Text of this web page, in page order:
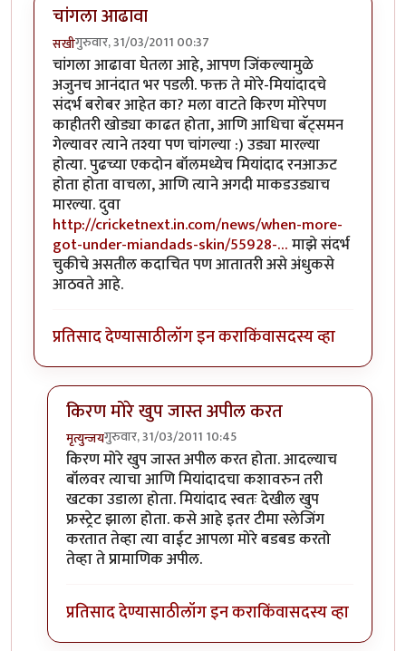
चांगला आढावा
सखीगुरुवार, 31/03/2011 00:37
चांगला आढावा घेतला आहे, आपण जिंकल्यामुळे
अजुनच आनंदात भर पडली. फक्त ते मोरे-मियांदादचे
संदर्भ बरोबर आहेत का? मला वाटते किरण मोरेपण
काहीतरी खोड्या काढत होता, आणि आधिचा बॅट्समन
गेल्यावर त्याने तश्या पण चांगल्या :) उड्या मारल्या
होत्या. पुढच्या एकदोन बॉलमध्येच मियांदाद रनआऊट
होता होता वाचला, आणि त्याने अगदी माकडउड्याच
मारल्या. दुवा
http://cricketnext.in.com/news/when-more-
got-under-miandads-skin/55928-…माझे संदर्भ
चुकीचे असतील कदाचित पण आतातरी असे अंधुकसे
आठवते आहे.
प्रतिसाद देण्यासाठीलॉग इन कराकिंवासदस्य व्हा
किरण मोरे खुप जास्त अपील करत
मृत्युन्जयगुरुवार, 31/03/2011 10:45
In reply toचांगला आढावाbyसखी
किरण मोरे खुप जास्त अपील करत होता. आदल्याच
बॉलवर त्याचा आणि मियांदादचा कशावरुन तरी
खटका उडाला होता. मियांदाद स्वतः देखील खुप
फ्रस्ट्रेट झाला होता. कसे आहे इतर टीमा स्लेजिंग
करतात तेव्हा त्या वाईट आपला मोरे बडबड करतो
तेव्हा ते प्रामाणिक अपील.
प्रतिसाद देण्यासाठीलॉग इन कराकिंवासदस्य व्हा